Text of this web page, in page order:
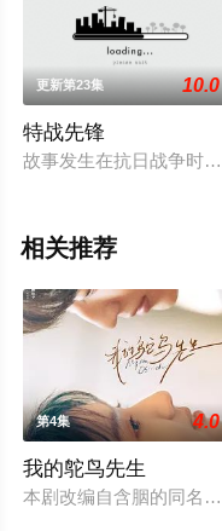
。更新第23集 10.0
特战先锋
故事发生在抗日战争时
相关推荐
第4集 4.0
我的鸵鸟先生
本剧改编自含胭的同名